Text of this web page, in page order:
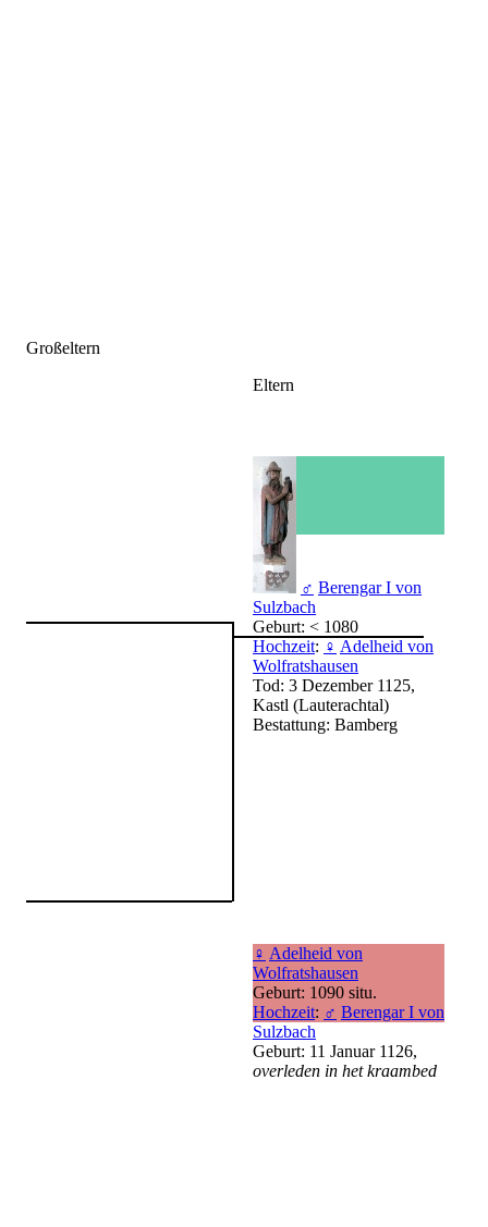
Großeltern
Eltern
♂ Berengar I von
Sulzbach
Geburt: < 1080
Hochzeit: ♀ Adelheid von
Wolfratshausen
Tod: 3 Dezember 1125,
Kastl (Lauterachtal)
Bestattung: Bamberg
♀ Adelheid von
Wolfratshausen
Geburt: 1090 situ.
Hochzeit: ♂ Berengar I von
Sulzbach
Geburt: 11 Januar 1126,
overleden in het kraambed